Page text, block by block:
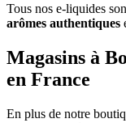
Tous nos e-liquides
arômes authentiques
Magasins à
en France
En plus de notre